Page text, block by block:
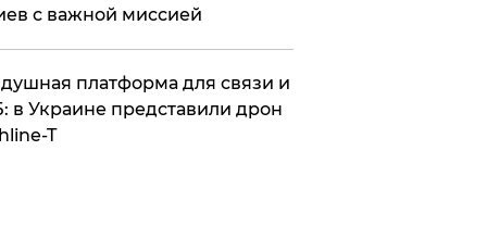
с важной миссией
платформа для связи и
в Украине представили дрон
T